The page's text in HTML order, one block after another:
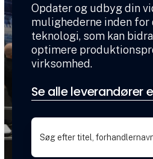
Opdater og udbyg din
mulighederne inden for
teknologi, som kan
optimere
virksomhed.
Se alle leverandører